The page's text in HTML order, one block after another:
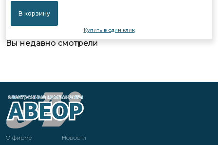
В корзину
Купить в один клик
Вы недавно смотрели
О фирме
Новости